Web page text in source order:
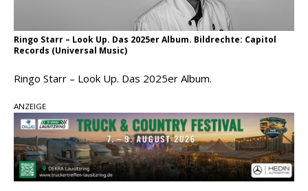
Ringo Starr – Look Up. Das 2025er Album. Bildrechte: Capitol
Records (Universal Music)
Ringo Starr – Look Up. Das 2025er Album.
ANZEIGE